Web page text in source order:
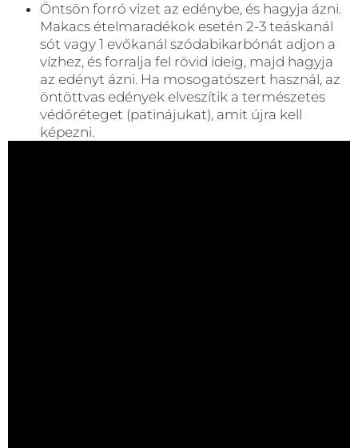
Öntsön forró vizet az edénybe, és hagyja ázni.
Makacs ételmaradékok esetén 2-3 teáskanál
sót vagy 1 evőkanál szódabikarbónát adjon a
vízhez, és forralja fel rövid ideig, majd hagyja
az edényt ázni. Ha mosogatószert használ, az
öntöttvas edények elveszítik a természetes
védőréteget (patinájukat), amit újra kell
képezni.